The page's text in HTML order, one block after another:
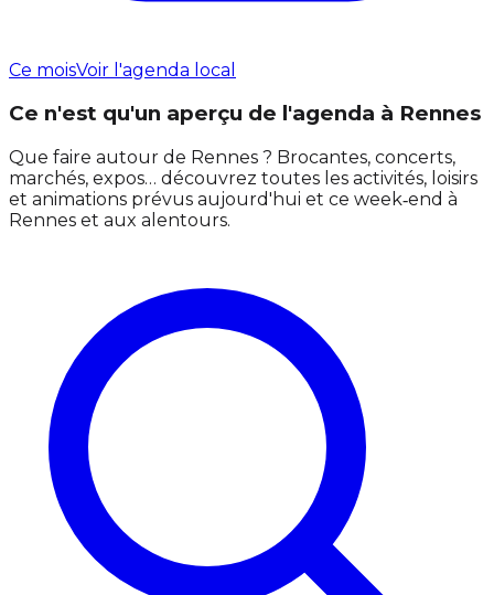
Ce moisVoir l'agenda local
Ce n'est qu'un aperçu de l'agenda à Rennes
Que faire autour de Rennes ? Brocantes, concerts,
marchés, expos… découvrez toutes les activités, loisirs
et animations prévus aujourd'hui et ce week‑end à
Rennes et aux alentours.